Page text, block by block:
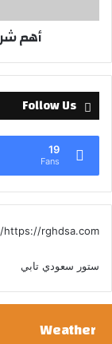
أهم
Follow Us
19
Fans
https://rghdsa.com/
ستور سعودي تابي
Weather